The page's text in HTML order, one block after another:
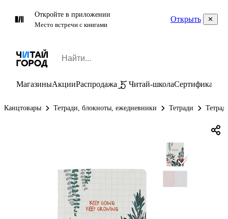
Откройте в приложении
Место встречи с книгами
Открыть
МагазиныАкцииРаспродажа Читай-школаСертификаты
Канцтовары Тетради, блокноты, ежедневники Тетради